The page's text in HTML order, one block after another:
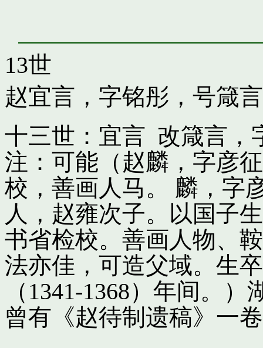
13世
赵宜言，字铭彤，号箴言
十三世：宜言 改箴言，
注：可能（赵麟，字彦
校，善画人马。 麟，字
人，赵雍次子。以国子
书省检校。善画人物、
法亦佳，可造父域。生
（1341-1368）年间。
曾有《赵待制遗稿》一